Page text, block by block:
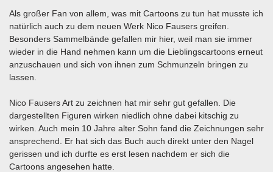
Als großer Fan von allem, was mit Cartoons zu tun hat musste ich
natürlich auch zu dem neuen Werk Nico Fausers greifen.
Besonders Sammelbände gefallen mir hier, weil man sie immer
wieder in die Hand nehmen kann um die Lieblingscartoons erneut
anzuschauen und sich von ihnen zum Schmunzeln bringen zu
lassen.
Nico Fausers Art zu zeichnen hat mir sehr gut gefallen. Die
dargestellten Figuren wirken niedlich ohne dabei kitschig zu
wirken. Auch mein 10 Jahre alter Sohn fand die Zeichnungen sehr
ansprechend. Er hat sich das Buch auch direkt unter den Nagel
gerissen und ich durfte es erst lesen nachdem er sich die
Cartoons angesehen hatte.